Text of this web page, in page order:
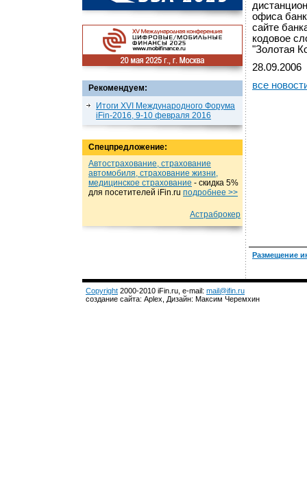
Рекомендуем:
Итоги XVI Международного Форума
iFin-2016, 9-10 февраля 2016
Спецпредложение:
Автострахование, страхование
автомобиля, страхование жизни,
медицинское страхование - cкидка 5%
для посетителей iFin.ru подробнеe >>
Астраброкер
офиса
сайте
кодовое
"Золотая
28.09.2006
все
Размещение
Copyright 2000-2010 iFin.ru, e-mail: mail@ifin.ru
создание сайта: Aplex, Дизайн: Максим Черемхин